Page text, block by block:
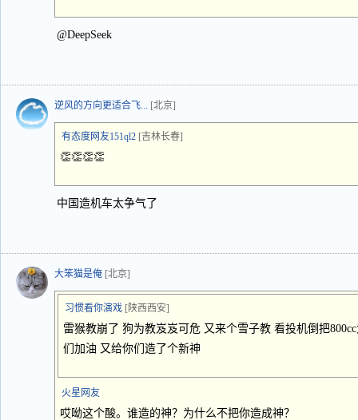
@DeepSeek
逆风的方向更适合飞... [北京]
有态度网友151ql2 [吉林长春]
👏👏👏👏
中国造机车太争气了
大笨猫是俺 [北京]
习惯看你演戏 [陕西西安]
雷猴教崩了 狗为教岌岌可危 又来个雪子教 看投机倒把
们加油 又给你们造了个新神
火星网友
哎呦这个酸。谁造的神？为什么不把你造成神？